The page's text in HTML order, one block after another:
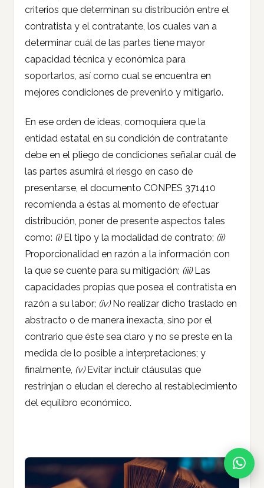
criterios que determinan su distribución entre el
contratista y el contratante, los cuales van a
determinar cuál de las partes tiene mayor
capacidad técnica y económica para
soportarlos, así como cual se encuentra en
mejores condiciones de prevenirlo y mitigarlo.
En ese orden de ideas, comoquiera que la
entidad estatal en su condición de contratante
debe en el pliego de condiciones señalar cuál de
las partes asumirá el riesgo en caso de
presentarse, el documento CONPES 371410
recomienda a éstas al momento de efectuar
distribución, poner de presente aspectos tales
como: (i)El tipo y la modalidad de contrato; (ii)
Proporcionalidad en razón a la información con
la que se cuente para su mitigación; (iii)Las
capacidades propias que posea el contratista en
razón a su labor; (iv)No realizar dicho traslado en
abstracto o de manera inexacta, sino por el
contrario que éste sea claro y no se preste en la
medida de lo posible a interpretaciones; y
finalmente, (v)Evitar incluir cláusulas que
restrinjan o eludan el derecho al restablecimiento
del equilibro económico.